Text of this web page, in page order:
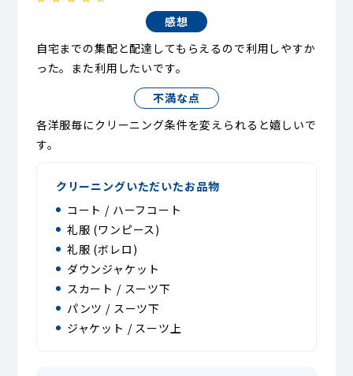
感想
自宅までの集配と配達してもらえるので利用しやすか
った。また利用したいです。
不満な点
各洋服毎にクリーニング条件を変えられると嬉しいで
す。
クリーニングいただいたお品物
コート / ハーフコート
礼服 (ワンピース)
礼服 (ボレロ)
ダウンジャケット
スカート / スーツ下
パンツ / スーツ下
ジャケット / スーツ上